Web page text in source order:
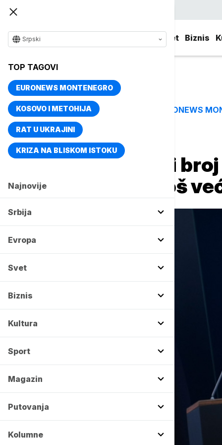
Svet Biznis
Srpski
TOP TAGOVI
EURONEWS MONTENEGRO
KOSOVO I METOHIJA
RAT U UKRAJINI
KRIZA NA BLISKOM ISTOKU
Najnovije
Srbija
Evropa
Svet
Biznis
Kultura
Sport
Magazin
Putovanja
Kolumne
TOP TAGOVI EURONEWS
Naslovna Svet
Hegset: Najveći
a sutra će biti još